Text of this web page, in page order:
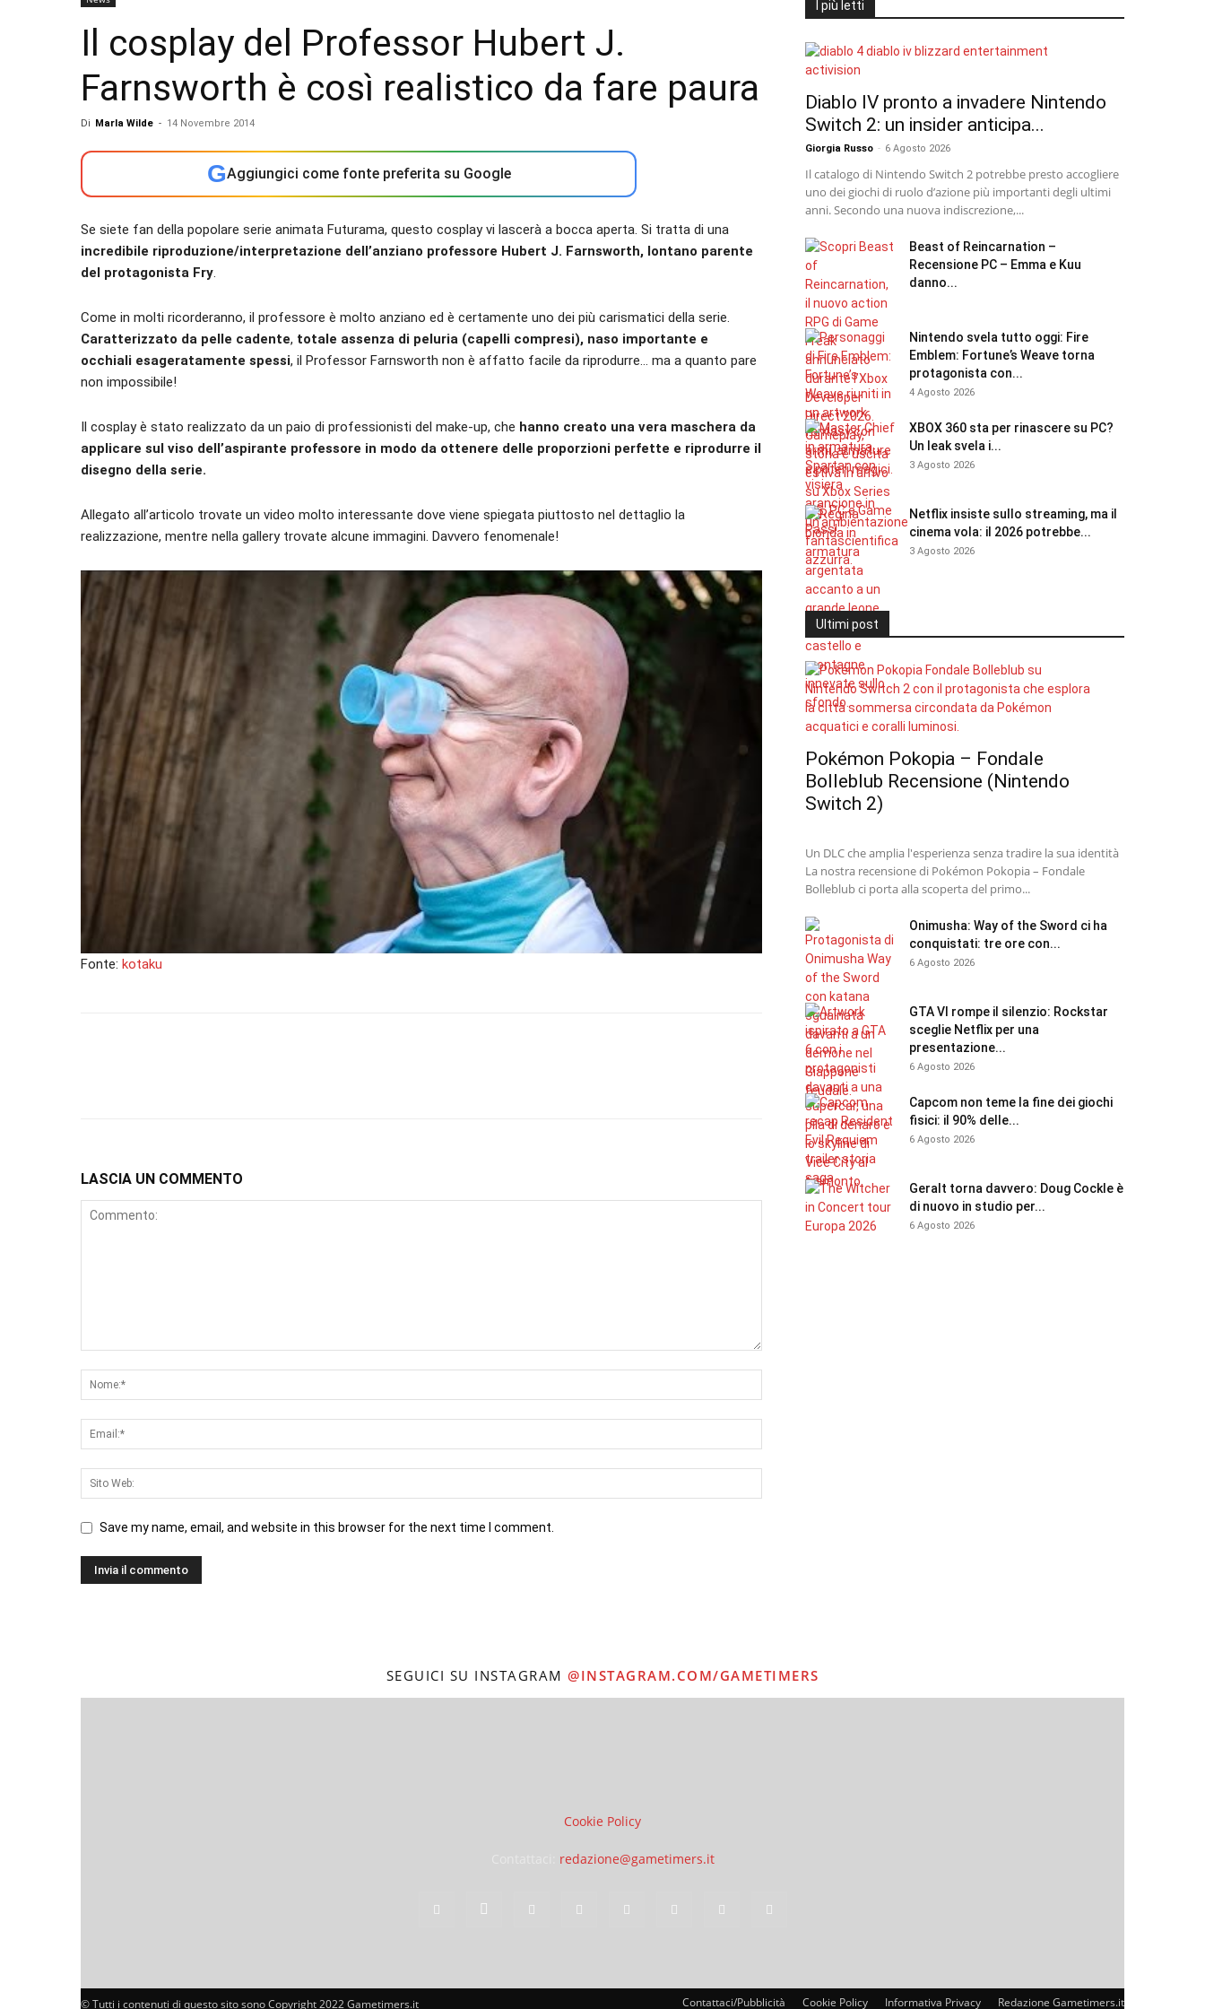
Il cosplay del Professor Hubert J.
Farnsworth è così realistico da fare paura
Di Marla Wilde - 14 Novembre 2014
GAggiungici come fonte preferita su Google
Se siete fan della popolare serie animata Futurama, questo cosplay vi lascerà a bocca aperta. Si tratta di una
incredibile riproduzione/interpretazione dell’anziano professore Hubert J. Farnsworth, lontano parente
del protagonista Fry.
Come in molti ricorderanno, il professore è molto anziano ed è certamente uno dei più carismatici della serie.
Caratterizzato da pelle cadente, totale assenza di peluria (capelli compresi), naso importante e
occhiali esageratamente spessi, il Professor Farnsworth non è affatto facile da riprodurre… ma a quanto pare
non impossibile!
Il cosplay è stato realizzato da un paio di professionisti del make-up, che hanno creato una vera maschera da
applicare sul viso dell’aspirante professore in modo da ottenere delle proporzioni perfette e riprodurre il
disegno della serie.
Allegato all’articolo trovate un video molto interessante dove viene spiegata piuttosto nel dettaglio la
realizzazione, mentre nella gallery trovate alcune immagini. Davvero fenomenale!
Fonte: kotaku
LASCIA UN COMMENTO
Save my name, email, and website in this browser for the next time I comment.
I più letti
Diablo IV pronto a invadere Nintendo
Switch 2: un insider anticipa...
Giorgia Russo - 6 Agosto 2026
Il catalogo di Nintendo Switch 2 potrebbe presto accogliere
uno dei giochi di ruolo d’azione più importanti degli ultimi
anni. Secondo una nuova indiscrezione,...
Beast of Reincarnation –
Recensione PC – Emma e Kuu
danno...
Nintendo svela tutto oggi: Fire
Emblem: Fortune’s Weave torna
protagonista con...
4 Agosto 2026
XBOX 360 sta per rinascere su PC?
Un leak svela i...
3 Agosto 2026
Netflix insiste sullo streaming, ma il
cinema vola: il 2026 potrebbe...
3 Agosto 2026
Ultimi post
Pokémon Pokopia – Fondale
Bolleblub Recensione (Nintendo
Switch 2)
Un DLC che amplia l'esperienza senza tradire la sua identità
La nostra recensione di Pokémon Pokopia – Fondale
Bolleblub ci porta alla scoperta del primo...
Onimusha: Way of the Sword ci ha
conquistati: tre ore con...
6 Agosto 2026
GTA VI rompe il silenzio: Rockstar
sceglie Netflix per una
presentazione...
6 Agosto 2026
Capcom non teme la fine dei giochi
fisici: il 90% delle...
6 Agosto 2026
Geralt torna davvero: Doug Cockle è
di nuovo in studio per...
6 Agosto 2026
SEGUICI SU INSTAGRAM @INSTAGRAM.COM/GAMETIMERS
Cookie Policy
redazione@gametimers.it
Contattaci/Pubblicità Cookie Policy Informativa Privacy Redazione Gametimers.it
© Tutti i contenuti di questo sito sono Copyright 2022 Gametimers.it